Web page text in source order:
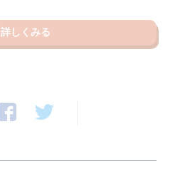
詳しくみる